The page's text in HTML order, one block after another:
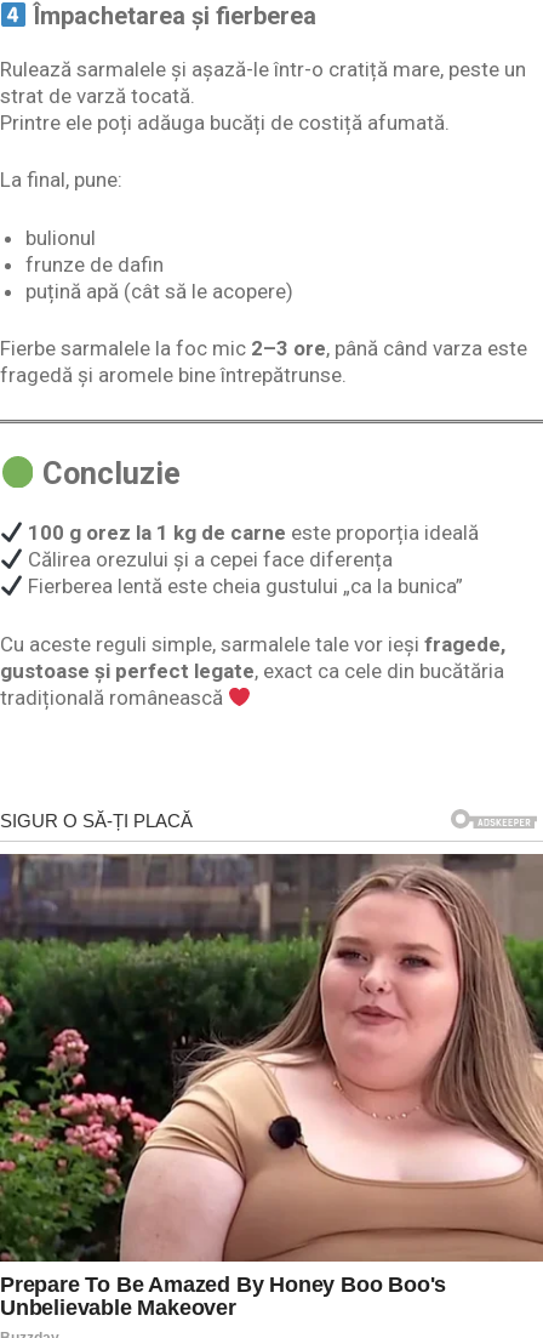
Împachetarea și fierberea
Rulează sarmalele și așază-le într-o cratiță mare, peste un
strat de varză tocată.
Printre ele poți adăuga bucăți de costiță afumată.
La final, pune:
bulionul
frunze de dafin
puțină apă (cât să le acopere)
Fierbe sarmalele la foc mic 2–3 ore, până când varza este
fragedă și aromele bine întrepătrunse.
Concluzie
100 g orez la 1 kg de carne este proporția ideală
Călirea orezului și a cepei face diferența
Fierberea lentă este cheia gustului „ca la bunica”
Cu aceste reguli simple, sarmalele tale vor ieși fragede,
gustoase și perfect legate, exact ca cele din bucătăria
tradițională românească